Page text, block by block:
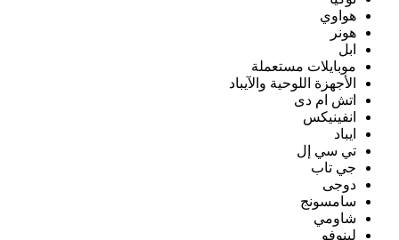
هواوي
هونر
ابل
موبايلات مستعملة
الأجهزة اللوحية والآيباد
اتش ام دى
انفينيكس
ايباد
تي سي إل
جي تاب
دوجى
سامسونج
شاومي
لينوفو